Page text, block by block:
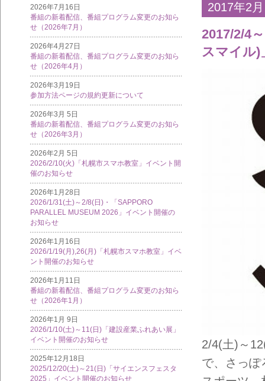
2026年7月16日
番組の新着配信、番組プログラム変更のお知ら
せ（2026年7月）
2026年4月27日
番組の新着配信、番組プログラム変更のお知ら
せ（2026年4月）
2026年3月19日
参加方法ページの規約更新について
2026年3月 5日
番組の新着配信、番組プログラム変更のお知ら
せ（2026年3月）
2026年2月 5日
2026/2/10(火)「札幌市スマホ教室」イベント開
催のお知らせ
2026年1月28日
2026/1/31(土)～2/8(日)・「SAPPORO
PARALLEL MUSEUM 2026」イベント開催の
お知らせ
2026年1月16日
2026/1/19(月),26(月)「札幌市スマホ教室」イベ
ント開催のお知らせ
2026年1月11日
番組の新着配信、番組プログラム変更のお知ら
せ（2026年1月）
2026年1月 9日
2026/1/10(土)～11(日)「建設産業ふれあい展」
イベント開催のお知らせ
2025年12月18日
2025/12/20(土)～21(日)「サイエンスフェスタ
2025」イベント開催のお知らせ
2017年2
2017/2/4
スマイル)
2/4(土)～
で、さっぽ